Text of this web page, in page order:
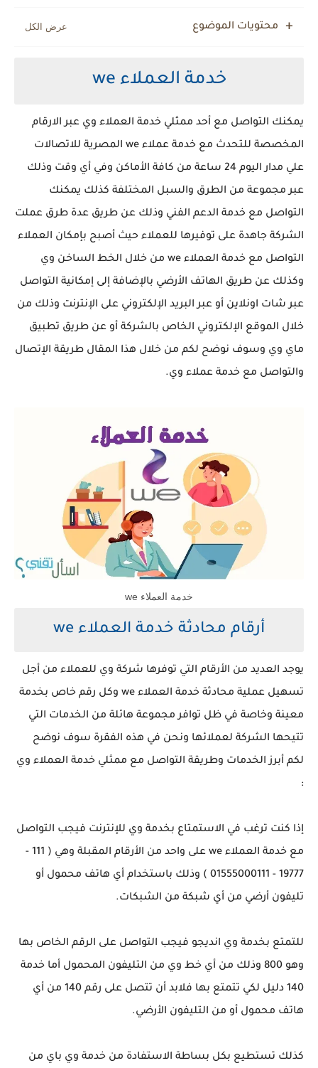
محتويات الموضوع
خدمة العملاء we
يمكنك التواصل مع أحد ممثلي خدمة العملاء وي عبر الارقام
المخصصة للتحدث مع خدمة عملاء we المصرية للاتصالات
علي مدار اليوم 24 ساعة من كافة الأماكن وفي أي وقت وذلك
عبر مجموعة من الطرق والسبل المختلفة كذلك يمكنك
التواصل مع خدمة الدعم الفني وذلك عن طريق عدة طرق عملت
الشركة جاهدة على توفيرها للعملاء حيث أصبح بإمكان العملاء
التواصل مع خدمة العملاء we من خلال الخط الساخن وي
وكذلك عن طريق الهاتف الأرضي بالإضافة إلى إمكانية التواصل
عبر شات اونلاين أو عبر البريد الإلكتروني على الإنترنت وذلك من
خلال الموقع الإلكتروني الخاص بالشركة أو عن طريق تطبيق
ماي وي وسوف نوضح لكم من خلال هذا المقال طريقة الإتصال
والتواصل مع خدمة عملاء وي.
خدمة العملاء we
أرقام محادثة خدمة العملاء we
يوجد العديد من الأرقام التي توفرها شركة وي للعملاء من أجل
تسهيل عملية محادثة خدمة العملاء we وكل رقم خاص بخدمة
معينة وخاصة في ظل توافر مجموعة هائلة من الخدمات التي
تتيحها الشركة لعملائها ونحن في هذه الفقرة سوف نوضح
لكم أبرز الخدمات وطريقة التواصل مع ممثلي خدمة العملاء وي
:
إذا كنت ترغب في الاستمتاع بخدمة وي للإنترنت فيجب التواصل
مع خدمة العملاء we على واحد من الأرقام المقبلة وهي ( 111 -
19777 - 01555000111 ) وذلك باستخدام أي هاتف محمول أو
تليفون أرضي من أي شبكة من الشبكات.
للتمتع بخدمة وي انديجو فيجب التواصل على الرقم الخاص بها
وهو 800 وذلك من أي خط وي من التليفون المحمول أما خدمة
140 دليل لكي تتمتع بها فلابد أن تتصل على رقم 140 من أي
هاتف محمول أو من التليفون الأرضي.
كذلك تستطيع بكل بساطة الاستفادة من خدمة وي باي من